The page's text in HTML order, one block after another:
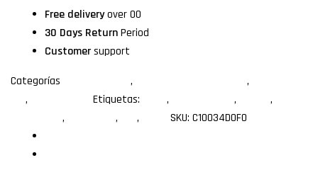
Free deliveryover 00
30 Days ReturnPeriod
Customersupport
Categorías
, ,
, Etiquetas: , ,
,
, , , SKU: C10034DOFO